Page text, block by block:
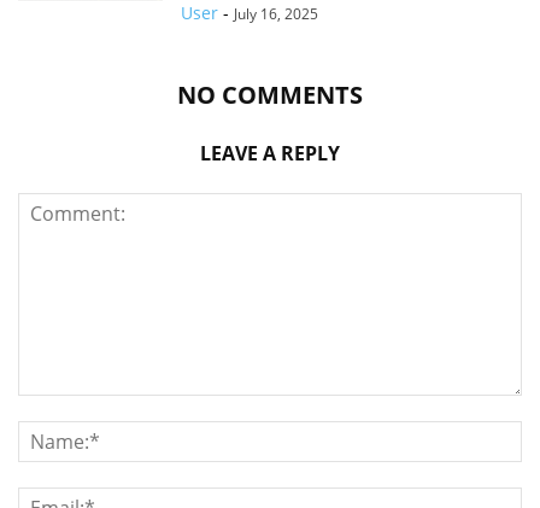
User - July 16, 2025
NO COMMENTS
LEAVE A REPLY